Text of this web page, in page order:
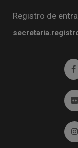
Registro de